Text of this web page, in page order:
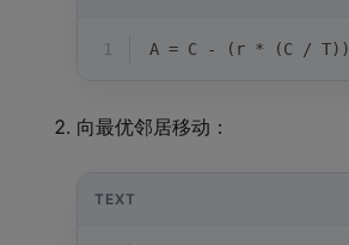
1 A = C - (r * (C / T))
向最优邻居移动：
TEXT